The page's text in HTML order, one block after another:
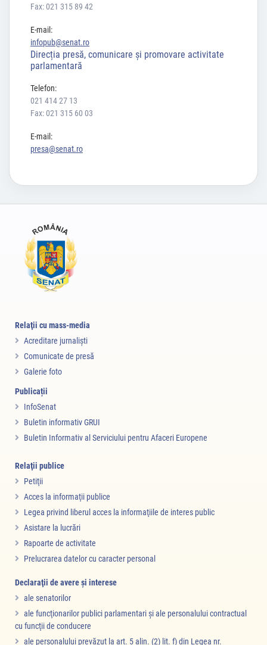
Fax: 021 315 89 42
E-mail:
infopub@senat.ro
Direcția presă, comunicare și promovare activitate
parlamentară
Telefon:
021 414 27 13
Fax: 021 315 60 03
E-mail:
presa@senat.ro
Relaţii cu mass-media
Acreditare jurnalişti
Comunicate de presă
Galerie foto
Publicații
InfoSenat
Buletin informativ GRUI
Buletin Informativ al Serviciului pentru Afaceri Europene
Relaţii publice
Petiţii
Acces la informaţii publice
Legea privind liberul acces la informaţiile de interes public
Asistare la lucrări
Rapoarte de activitate
Prelucrarea datelor cu caracter personal
Declaraţii de avere şi interese
ale senatorilor
ale funcţionarilor publici parlamentari şi ale personalului contractual
cu funcţii de conducere
ale personalului prevăzut la art. 5 alin. (2) lit. f) din Legea nr.